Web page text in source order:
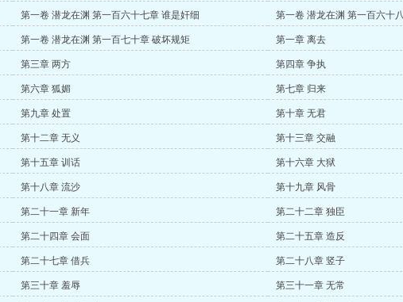
第一卷 潜龙在渊 第一百六十七章 谁是奸细 第一卷 潜龙在渊 第一百六十
第一卷 潜龙在渊 第一百七十章 破坏规矩 第一章 离去
第三章 两方 第四章 争执
第六章 狐媚 第七章 归来
第九章 处置 第十章 无君
第十二章 无义 第十三章 交融
第十五章 训话 第十六章 大狱
第十八章 流沙 第十九章 风骨
第二十一章 新年 第二十二章 独臣
第二十四章 会面 第二十五章 造反
第二十七章 借兵 第二十八章 竖子
第三十章 羞辱 第三十一章 无常